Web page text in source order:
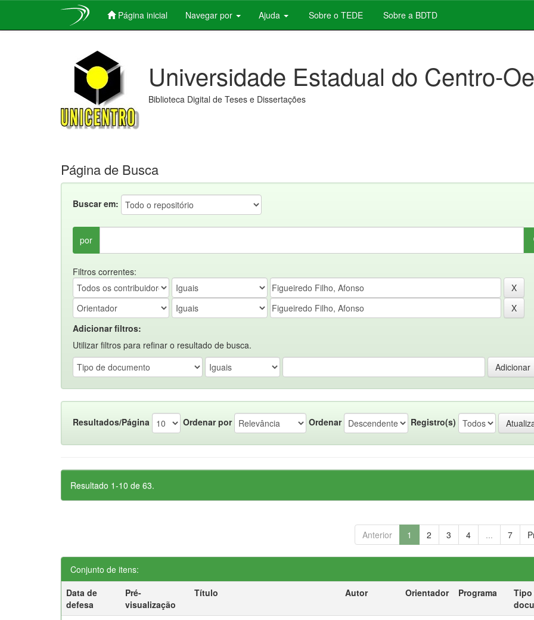
Página inicial Navegar por Ajuda Sobre o TEDE Sobre a BDTD
Universidade Estadual do Centro-
Biblioteca Digital de Teses e Dissertações
Página de Busca
Buscar em:
por
Filtros correntes:
Adicionar filtros:
Utilizar filtros para refinar o resultado de busca.
Resultados/Página Ordenar por Ordenar Registro(s)
Resultado 1-10 de 63.
Anterior 1 2 3 4 ... 7
Conjunto de itens:
Data de
defesa
Pré-
visualização
Título Autor Orientador Programa
Tipo